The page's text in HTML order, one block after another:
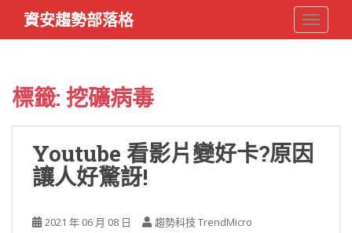
i
資安趨勢部落格
標籤: 挖礦病毒
Youtube 看影片變好卡?原因
讓人好驚訝!
2021 年 06 月 08 日 趨勢科技 TrendMicro